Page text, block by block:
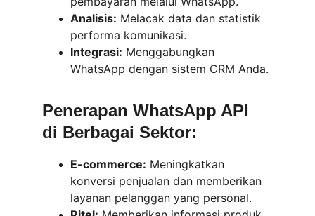
Analisis: Melacak data dan statistik
performa komunikasi.
Integrasi: Menggabungkan
WhatsApp dengan sistem CRM Anda.
Penerapan WhatsApp API
di Berbagai Sektor:
E-commerce: Meningkatkan
konversi penjualan dan memberikan
layanan pelanggan yang personal.